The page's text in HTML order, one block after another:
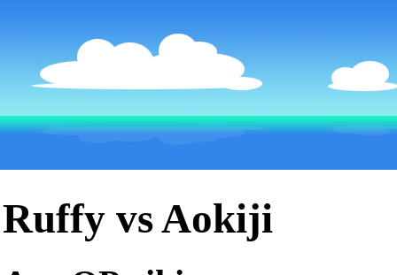
Ruffy vs Aokiji